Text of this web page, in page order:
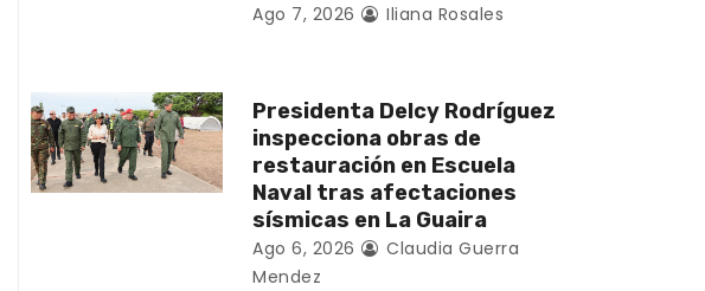
r
a
Ago 7, 2026 Iliana Rosales
Presidenta Delcy Rodríguez
inspecciona obras de
restauración en Escuela
Naval tras afectaciones
sísmicas en La Guaira
Ago 6, 2026
Claudia Guerra
Mendez